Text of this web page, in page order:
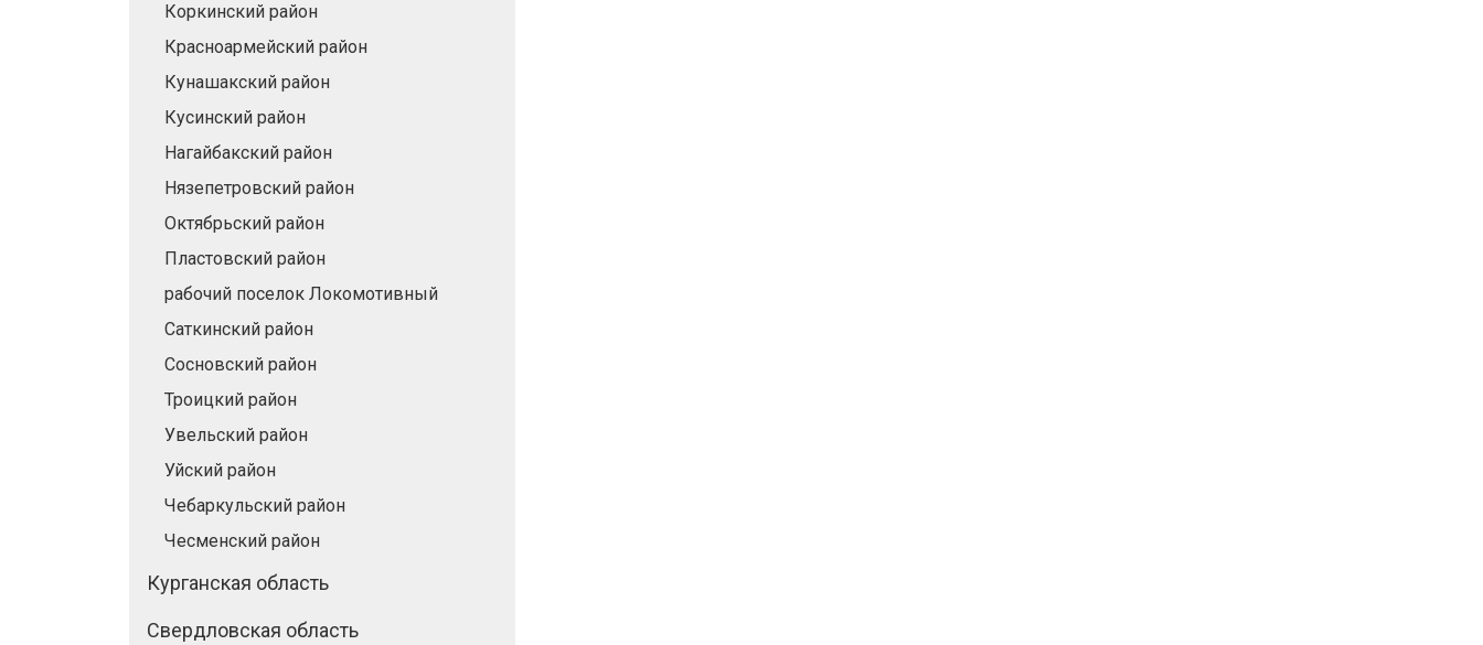
Коркинский район
Красноармейский район
Кунашакский район
Кусинский район
Нагайбакский район
Нязепетровский район
Октябрьский район
Пластовский район
рабочий поселок Локомотивный
Саткинский район
Сосновский район
Троицкий район
Увельский район
Уйский район
Чебаркульский район
Чесменский район
Курганская область
Свердловская область